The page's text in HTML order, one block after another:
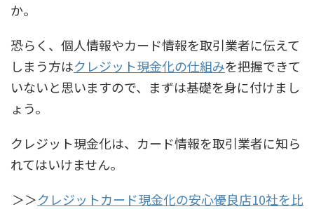
か。
恐らく、個人情報やカード情報を取引業者に伝えて
しまう方はクレジット現金化の仕組みを把握できて
いないと思いますので、まずは基礎を身に付けまし
ょう。
クレジット現金化は、カード情報を取引業者に知ら
れてはいけません。
＞＞クレジットカード現金化の安心優良店10社を比